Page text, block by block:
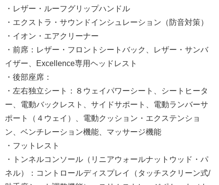
・レザー・ルーフグリップハンドル
・エクストラ・サウンドインシュレーション（防音対策）
・イオン・エアクリーナー
・前席：レザー・フロントシートバック、レザー・サンバ
イザー、Excellence専用ヘッドレスト
・後部座席：
・左右独立シート：８ウェイパワーシート、シートヒータ
ー、電動バックレスト、サイドサポート、電動ランバーサ
ポート（４ウェイ）、電動クッション・エクステンショ
ン、ベンチレーション機能、マッサージ機能
・フットレスト
・トンネルコンソール（リニアウォールナットウッド・パ
ネル）：コントロールディスプレイ（タッチスクリーン式/